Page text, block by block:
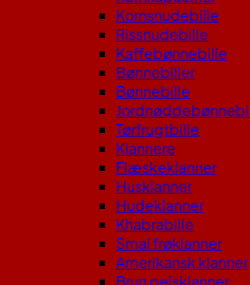
Kornsnudebille
Rissnudebille
Kaffebønnebille
Bønnebiller
Bønnebille
Tørfrugtbille
Klannere
Flæskeklanner
Husklanner
Hudeklanner
Khabrabille
Smal frøklanner
Amerikansk klanner
Brun pelsklanner